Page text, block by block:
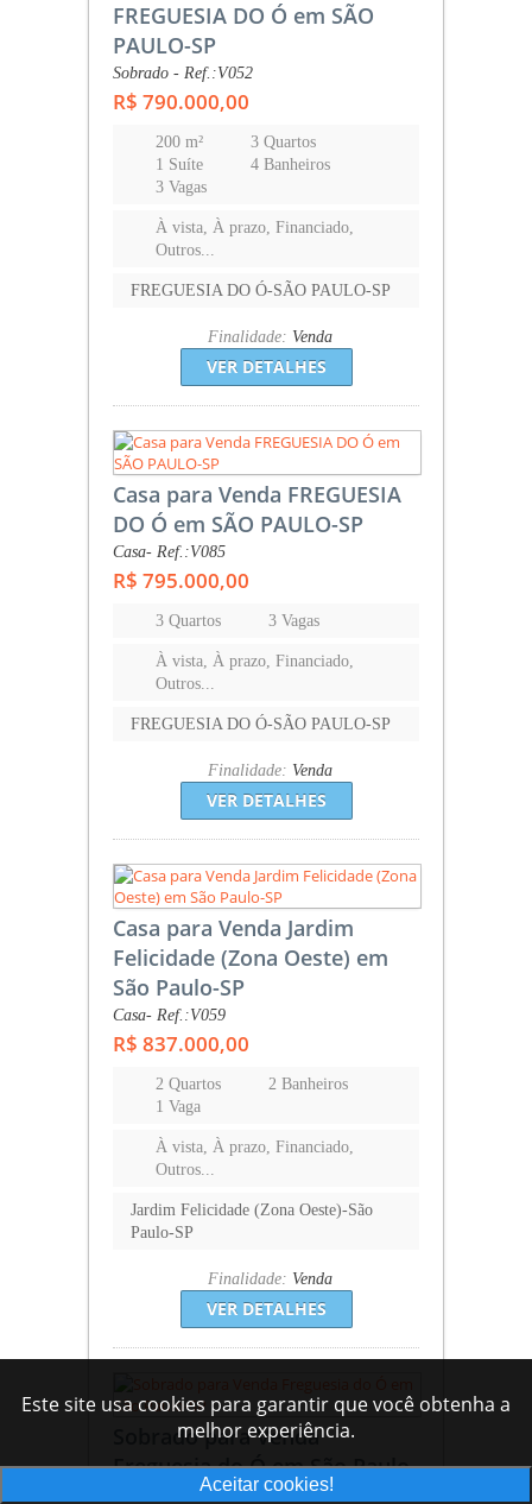
FREGUESIA DO Ó em SÃO
PAULO-SP
Sobrado - Ref.:V052
R$ 790.000,00
200 m²
3 Quartos
1 Suíte
4 Banheiros
3 Vagas
À vista, À prazo, Financiado,
Outros...
FREGUESIA DO Ó-SÃO PAULO-SP
Finalidade: Venda
VER DETALHES
Casa para Venda FREGUESIA
DO Ó em SÃO PAULO-SP
Casa- Ref.:V085
R$ 795.000,00
3 Quartos 3 Vagas
À vista, À prazo, Financiado,
Outros...
FREGUESIA DO Ó-SÃO PAULO-SP
Finalidade: Venda
VER DETALHES
Casa para Venda Jardim
Felicidade (Zona Oeste) em
São Paulo-SP
Casa- Ref.:V059
R$ 837.000,00
2 Quartos
2 Banheiros
1 Vaga
À vista, À prazo, Financiado,
Outros...
Jardim Felicidade (Zona Oeste)-São
Paulo-SP
Finalidade: Venda
VER DETALHES
Sobrado para Venda
Freguesia do Ó em São Paulo-
SP
Este site usa cookies para garantir que você obtenha a
melhor experiência.
Aceitar cookies!